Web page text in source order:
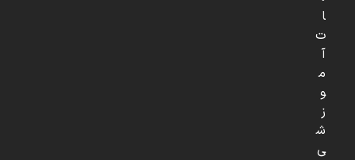
ا
ت
آ
م
و
ز
ش
ی